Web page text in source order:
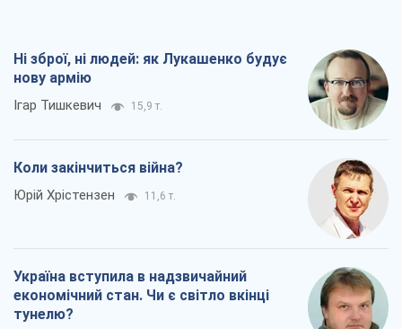
Ні зброї, ні людей: як Лукашенко будує
нову армію
Ігар Тишкевич 15,9 т.
Коли закінчиться війна?
Юрій Хрістензен 11,6 т.
Україна вступила в надзвичайний
економічний стан. Чи є світло вкінці
тунелю?